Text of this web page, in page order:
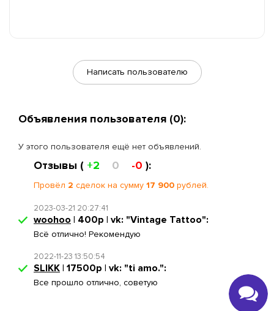
Написать пользователю
Объявления пользователя (0):
У этого пользователя ещё нет объявлений.
Отзывы ( +2 0 -0 ):
Провёл 2 сделок на сумму 17 900 рублей.
2023-03-21 20:27:41
woohoo | 400р | vk: "Vintage Tattoo":
Всё отлично! Рекомендую
2022-11-23 13:50:54
SLIKK | 17500р | vk: "ti amo.":
Все прошло отлично, советую